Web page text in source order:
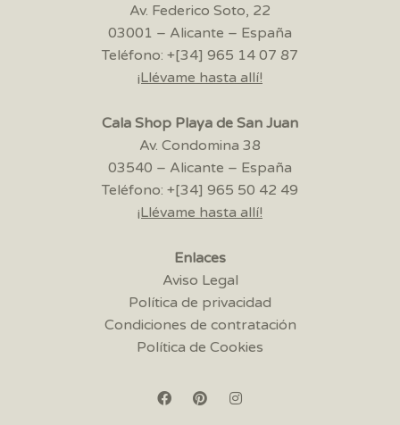
Av. Federico Soto, 22
03001 – Alicante – España
Teléfono: +[34] 965 14 07 87
¡Llévame hasta allí!
Cala Shop Playa de San Juan
Av. Condomina 38
03540 – Alicante – España
Teléfono: +[34] 965 50 42 49
¡Llévame hasta allí!
Enlaces
Aviso Legal
Política de privacidad
Condiciones de contratación
Política de Cookies